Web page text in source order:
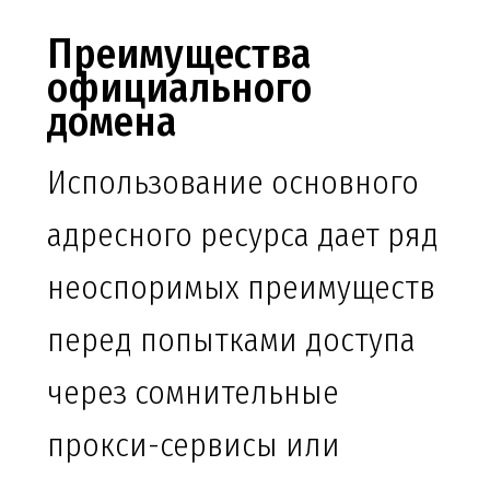
Преимущества
официального
домена
Использование основного
адресного ресурса дает ряд
неоспоримых преимуществ
перед попытками доступа
через сомнительные
прокси-сервисы или